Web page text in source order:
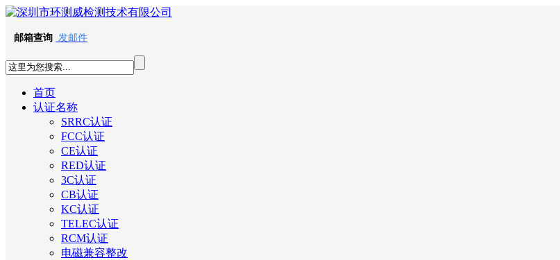
邮箱查询 发邮件
首页
认证名称
SRRC认证
FCC认证
CE认证
RED认证
3C认证
CB认证
KC认证
TELEC认证
RCM认证
电磁兼容整改